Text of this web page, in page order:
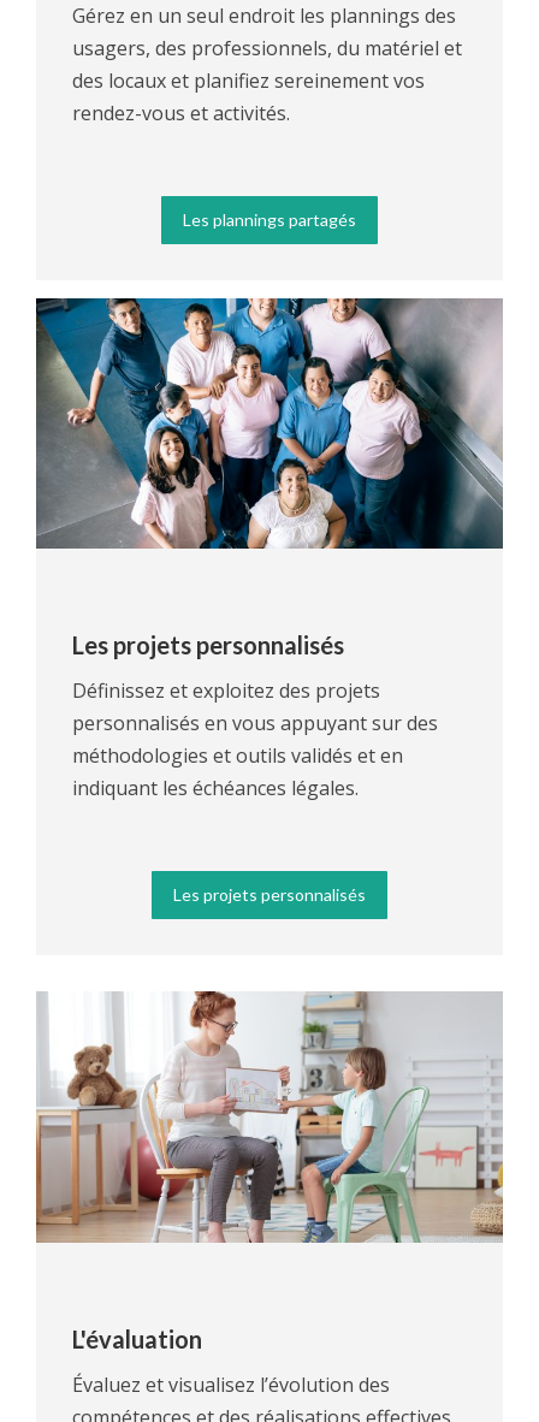
Gérez en un seul endroit les plannings des
usagers, des professionnels, du matériel et
des locaux et planifiez sereinement vos
rendez-vous et activités.
Les plannings partagés
Les projets personnalisés
Définissez et exploitez des projets
personnalisés en vous appuyant sur des
méthodologies et outils validés et en
indiquant les échéances légales.
Les projets personnalisés
L'évaluation
Évaluez et visualisez l’évolution des